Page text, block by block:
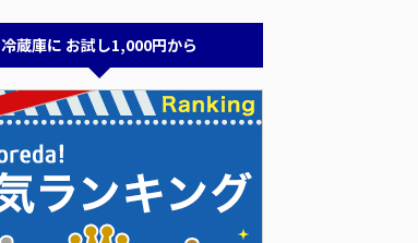
冷蔵庫に お試し1,000円から